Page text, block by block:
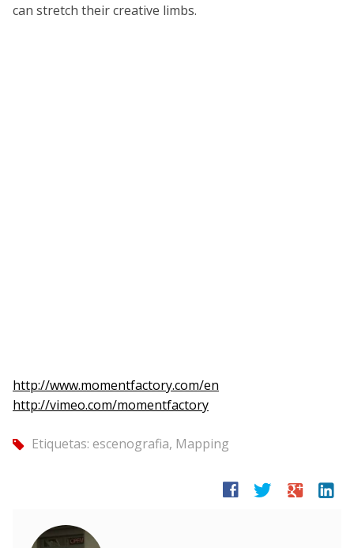
can stretch their creative limbs.
http://www.momentfactory.com/en
http://vimeo.com/momentfactory
tag Etiquetas: escenografia, Mapping
facebook twitter google linkedin